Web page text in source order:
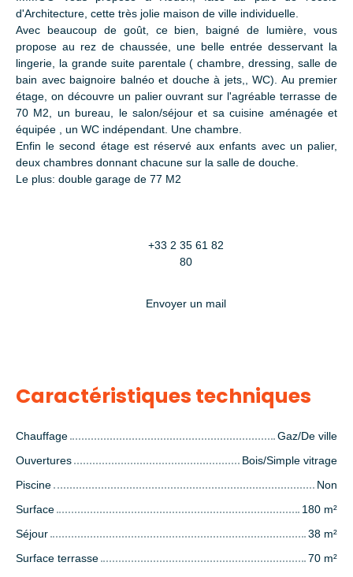
d'Architecture, cette très jolie maison de ville individuelle.
Avec beaucoup de goût, ce bien, baigné de lumière, vous
propose au rez de chaussée, une belle entrée desservant la
lingerie, la grande suite parentale ( chambre, dressing, salle de
bain avec baignoire balnéo et douche à jets,, WC). Au premier
étage, on découvre un palier ouvrant sur l'agréable terrasse de
70 M2, un bureau, le salon/séjour et sa cuisine aménagée et
équipée , un WC indépendant. Une chambre.
Enfin le second étage est réservé aux enfants avec un palier,
deux chambres donnant chacune sur la salle de douche.
Le plus: double garage de 77 M2
+33 2 35 61 82
80
Envoyer un mail
Caractéristiques techniques
Chauffage
Gaz/De ville
Ouvertures
Bois/Simple vitrage
Piscine
Non
Surface
180 m²
Séjour
38 m²
Surface terrasse
70 m²